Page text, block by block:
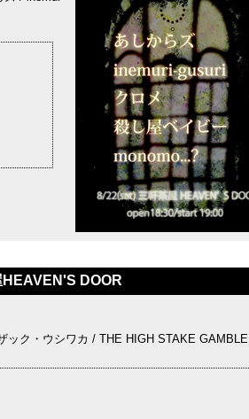
DOOR
ック・ウシワカ / THE HIGH STAKE GAMBLE